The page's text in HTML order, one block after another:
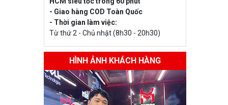
- Giao hàng COD Toàn Quốc
- Thời gian làm việc:
Từ thứ 2 - Chủ nhật (8h30 - 20h30)
HÌNH ẢNH KHÁCH HÀNG